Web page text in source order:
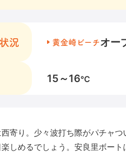
況 黄金崎ビーチオー
15～16℃
寄り。少々波打ち際がパチャ
しめるでしょう。安良里ボート